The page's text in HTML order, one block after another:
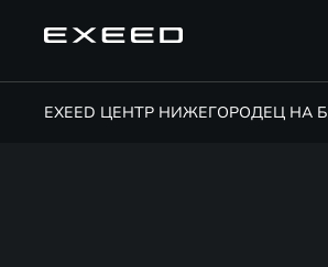
EXEED ЦЕНТР НИЖЕГОРОДЕЦ НА